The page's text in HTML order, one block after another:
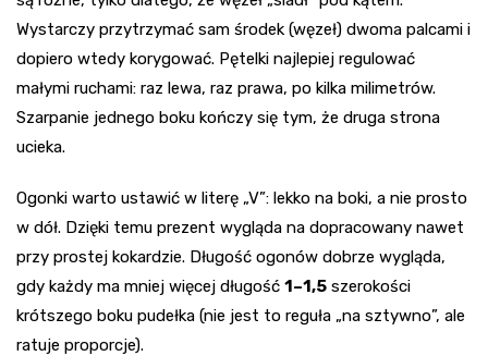
Wystarczy przytrzymać sam środek (węzeł) dwoma palcami i
dopiero wtedy korygować. Pętelki najlepiej regulować
małymi ruchami: raz lewa, raz prawa, po kilka milimetrów.
Szarpanie jednego boku kończy się tym, że druga strona
ucieka.
Ogonki warto ustawić w literę „V”: lekko na boki, a nie prosto
w dół. Dzięki temu prezent wygląda na dopracowany nawet
przy prostej kokardzie. Długość ogonów dobrze wygląda,
gdy każdy ma mniej więcej długość 1–1,5 szerokości
krótszego boku pudełka (nie jest to reguła „na sztywno”, ale
ratuje proporcje).